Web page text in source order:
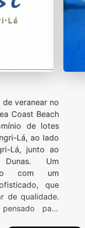
veranear no
Coast Beach
de lotes
Lá, ao lado
Lá, junto ao
Um
com um
que
de qualidade.
para